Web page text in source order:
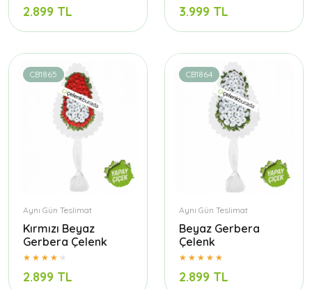
2.899 TL 3.999 TL
CB1865
Aynı Gün Teslimat
Kırmızı Beyaz
Gerbera Çelenk
2.899 TL
CB1864
Aynı Gün Teslimat
Beyaz Gerbera
Çelenk
2.899 TL